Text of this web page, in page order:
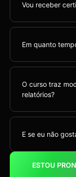
Vou receber
Em quanto
O curso traz
relatórios?
E se eu não
ESTOU